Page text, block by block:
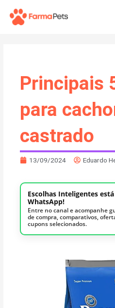
para
Principais
para
castrado
13/09/2024 Eduardo
Escolhas Inteligentes
WhatsApp!
Entre no canal e acompanhe
de compra, comparativos,
cupons selecionados.